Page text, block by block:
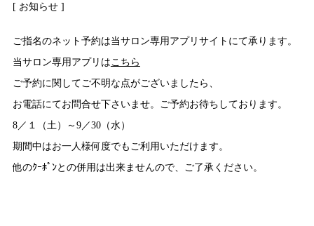
[ お知らせ ]
ご指名のネット予約は当サロン専用アプリサイトにて承ります。
当サロン専用アプリはこちら
ご予約に関してご不明な点がございましたら、
お電話にてお問合せ下さいませ。ご予約お待ちしております。
8／１（土）～9／30（水）
期間中はお一人様何度でもご利用いただけます。
他のｸｰﾎﾟﾝとの併用は出来ませんので、ご了承ください。